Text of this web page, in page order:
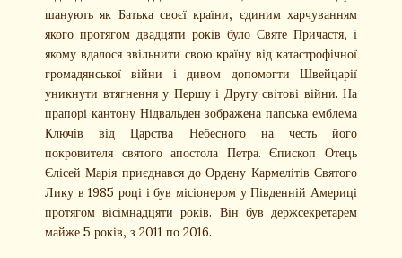
шанують як Батька своєї країни, єдиним харчуванням
якого протягом двадцяти років було Святе Причастя, і
якому вдалося звільнити свою країну від катастрофічної
громадянської війни і дивом допомогти Швейцарії
уникнути втягнення у Першу і Другу світові війни. На
прапорі кантону Нідвальден зображена папська емблема
Ключів від Царства Небесного на честь його
покровителя святого апостола Петра. Єпископ Отець
Єлісей Марія приєднався до Ордену Кармелітів Святого
Лику в 1985 році і був місіонером у Південній Америці
протягом вісімнадцяти років. Він був держсекретарем
майже 5 років, з 2011 по 2016.